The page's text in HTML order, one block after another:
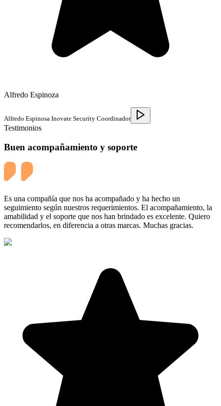
Alfredo Espinoza
Alfredo Espinosa Inovate Security Coordinador
Testimonios
Buen acompañamiento y soporte
Es una compañía que nos ha acompañado y ha hecho un
seguimiento según nuestros requerimientos. El acompañamiento, la
amabilidad y el soporte que nos han brindado es excelente. Quiero
recomendarlos, en diferencia a otras marcas. Muchas gracias.